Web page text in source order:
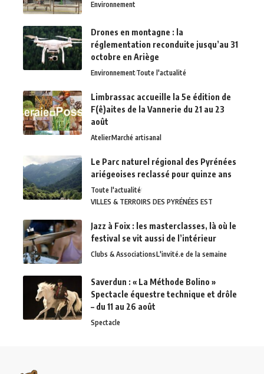
Environnement
Drones en montagne : la
réglementation reconduite jusqu’au 31
octobre en Ariège
EnvironnementToute l'actualité
Limbrassac accueille la 5e édition de
F(ê)aites de la Vannerie du 21 au 23
août
AtelierMarché artisanal
Le Parc naturel régional des Pyrénées
ariégeoises reclassé pour quinze ans
Toute l'actualité
VILLES & TERROIRS DES PYRÉNÉES EST
Jazz à Foix : les masterclasses, là où le
festival se vit aussi de l’intérieur
Clubs & AssociationsL'invité.e de la semaine
Saverdun : « La Méthode Bolino »
Spectacle équestre technique et drôle
– du 11 au 26 août
Spectacle